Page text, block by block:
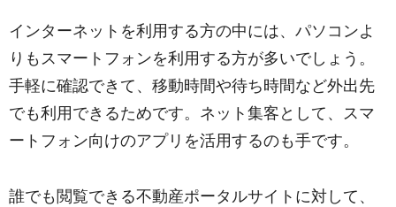
インターネットを利用する方の中には、パソコンよ
りもスマートフォンを利用する方が多いでしょう。
手軽に確認できて、移動時間や待ち時間など外出先
でも利用できるためです。ネット集客として、スマ
ートフォン向けのアプリを活用するのも手です。
誰でも閲覧できる不動産ポータルサイトに対して、